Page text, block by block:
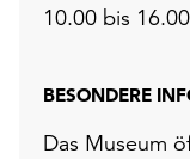
10.00 bis
BESONDERE
Das Museum